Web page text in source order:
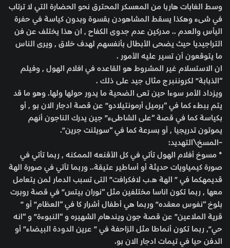
وسط الغابات هاربا من المعسكر المحترق نحو الحضارة التي لا ترتاب
في شىء وهكذا يسقط المشاهودن بقسوة وبدون كياسة في حفرة
اليأس والعدم .. مدركين عدم جدوى الكفاح , ان هذا يختلف عن فن
التراجيديا حيث يضحى الأبطال بأنفسهم لهدف خلاق , ويرى الناس
ما يتوقعون أن تسير عليه الأمور .
ان الاستسلام غير المشروط هو القاعده في افلام الهول , وفيلم
“الذبابة” لكروننبرج مثال جيد على ذلك .
ويزداد الأمر سوءا حين تعى الضحية ما يدور حولها ولها. وهو ما قد
يتم ببطء كما في “برميل أرمونتيلادو” عن قصة ادجار الان بو , أو
بكياسة كما في قصة “على الشاطىء” جين يدرك الناجون أنهم
يموتون تدريجيا , أو بسرعة كما في “سويلنت جرين”.
-المسخ\التهديد:
* مسوخ أفلام الهول تأتي في كل الأقنعه الممكنه , ربما تأتي في
صورة كيمياويات حديثة أو أساطير عتيقة.. وربما تأتي في صورة الهة
قديمهكما في ” الهة هـ.ب لافكرافت” التى تسبب الدمار لمن يتعامل
معها , ربما تكون اناسا مختلفين مثل “نوران بيتس” في قصة روبرت
بلوخ “نفوس معقده” وربما هي أطفال أشرار كا في “العظام” أو ”
قرية الملاعين” عن قصة جون ويندهام الشهيره و “النبوءة” و “انه
حي”, ربما تكون أنماطا مثل الزاحفة في ” عرين الدودة البيضاء” أو
الدفن حيا في تيمات ادجار الان بو.